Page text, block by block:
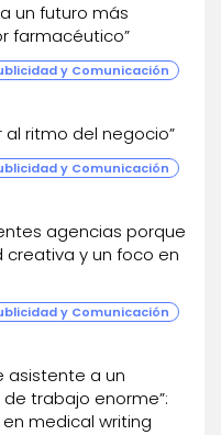
un futuro más
farmacéutico”
y Comunicación
al ritmo del negocio”
y Comunicación
agencias porque
y un foco en
y Comunicación
asistente a un
trabajo enorme”:
en medical writing